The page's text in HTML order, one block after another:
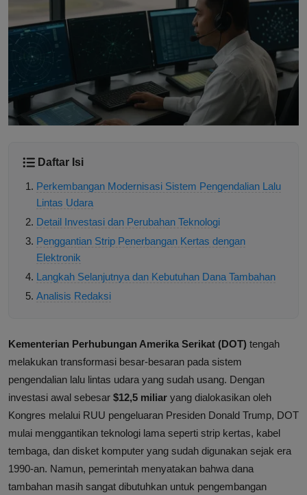
Daftar Isi
Perkembangan Modernisasi Sistem Pengendalian Lalu
Lintas Udara
Detail Investasi dan Perubahan Teknologi
Penggantian Strip Penerbangan Kertas dengan
Elektronik
Langkah Selanjutnya dan Kebutuhan Dana Tambahan
Analisis Redaksi
Kementerian Perhubungan Amerika Serikat (DOT) tengah
melakukan transformasi besar-besaran pada sistem
pengendalian lalu lintas udara yang sudah usang. Dengan
investasi awal sebesar $12,5 miliar yang dialokasikan oleh
Kongres melalui RUU pengeluaran Presiden Donald Trump, DOT
mulai menggantikan teknologi lama seperti strip kertas, kabel
tembaga, dan disket komputer yang sudah digunakan sejak era
1990-an. Namun, pemerintah menyatakan bahwa dana
tambahan masih sangat dibutuhkan untuk pengembangan